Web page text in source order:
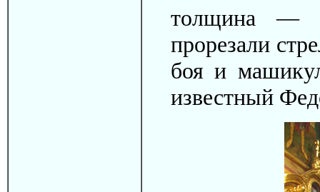
толщина —
прорезали
боя и
известный